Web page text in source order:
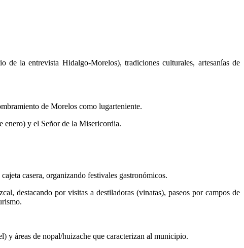
la entrevista Hidalgo-Morelos), tradiciones culturales, artesanías de
de Morelos como lugarteniente.
enero) y el Señor de la Misericordia.
casera, organizando festivales gastronómicos.
destacando por visitas a destiladoras (vinatas), paseos por campos de
y áreas de nopal/huizache que caracterizan al municipio.